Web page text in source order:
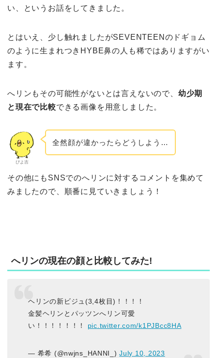
い、というお話をしてきました。
とはいえ、少し触れましたがSEVENTEENのドギョム
のように生まれつきHYBE鼻の人も稀ではありますがい
ます。
へリンもその可能性がないとは言えないので、 幼少期
と現在で比較できる画像を用意しました。
ぴよ吉
全然顔が違かったらどうしよう…
その他にもSNSでのへリンに対するコメントを集めて
みましたので、順番に見ていきましょう！
へリンの現在の顔と比較してみた!
ヘリンの新ビジュ(3,4枚目)！！！！
金髪ヘリンとパッツンへリン可愛
い！！！！！！！ pic.twitter.com/k1PJBcc8HA
— 希希 (@nwjns_HANNI_)July 10, 2023